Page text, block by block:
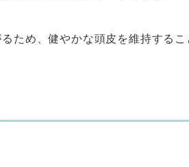
ため、健やかな頭皮を維持する